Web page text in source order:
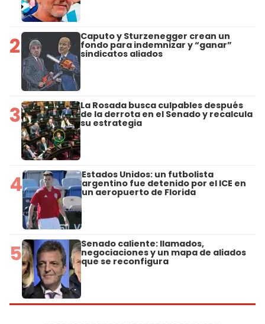
2 Caputo y Sturzenegger crean un
fondo para indemnizar y “ganar”
sindicatos aliados
3 La Rosada busca culpables después
de la derrota en el Senado y recalcula
su estrategia
4 Estados Unidos: un futbolista
argentino fue detenido por el ICE en
un aeropuerto de Florida
5 Senado caliente: llamados,
negociaciones y un mapa de aliados
que se reconfigura